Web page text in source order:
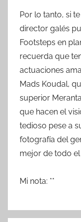
Por lo tanto, si
director galés
Footsteps en
recuerda que
actuaciones
Mads Koudal,
superior
que hacen el
tedioso pese a
fotografía del
mejor de todo
Mi nota: **